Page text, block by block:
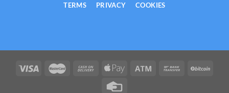
TERMS PRIVACY COOKIES